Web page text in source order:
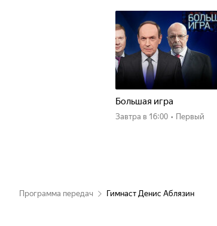
Большая игра
Завтра в 16:00 • Первый
Программа передач Гимнаст Денис Аблязин